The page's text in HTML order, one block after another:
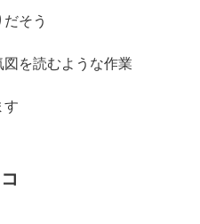
そう
を読むような作業
す